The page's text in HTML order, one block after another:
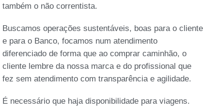
também o não correntista.
Buscamos operações sustentáveis, boas para o cliente
e para o Banco, focamos num atendimento
diferenciado de forma que ao comprar caminhão, o
cliente lembre da nossa marca e do profissional que
fez sem atendimento com transparência e agilidade.
É necessário que haja disponibilidade para viagens.